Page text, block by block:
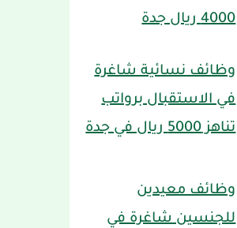
4000 ريال جدة
وظائف نسائية شاغرة
في الاستقبال برواتب
تناهز 5000 ريال في جدة
وظائف معيدين
للجنسين شاغرة في